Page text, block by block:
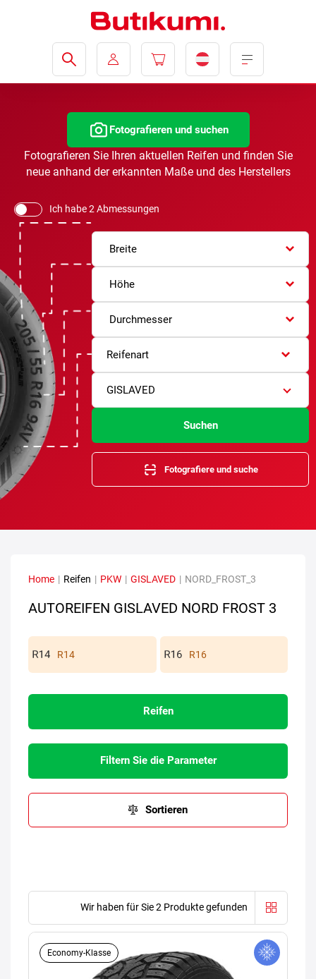
Fotografieren und suchen
Fotografieren Sie Ihren aktuellen Reifen und finden Sie
neue anhand der erkannten Maße und des Herstellers
Ich habe 2 Abmessungen
Breite
Höhe
Durchmesser
Reifenart
GISLAVED
Suchen
Fotografiere und suche
Home | Reifen | PKW | GISLAVED | NORD_FROST_3
AUTOREIFEN GISLAVED NORD FROST 3
R14 R16
Reifen
Filtern Sie die Parameter
Sortieren
Wir haben für Sie 2 Produkte gefunden
Economy-Klasse